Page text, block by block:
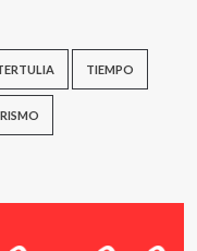
TIEMPO